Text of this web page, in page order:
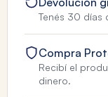
Tenés 30 días
Compra
Recibí el
dinero.